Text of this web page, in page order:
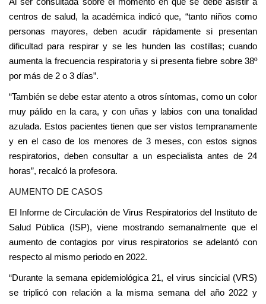
centros de salud, la académica indicó que, “tanto niños como
personas mayores, deben acudir rápidamente si presentan
dificultad para respirar y se les hunden las costillas; cuando
aumenta la frecuencia respiratoria y si presenta fiebre sobre 38º
por más de 2 o 3 días”.
“También se debe estar atento a otros síntomas, como un color
muy pálido en la cara, y con uñas y labios con una tonalidad
azulada. Estos pacientes tienen que ser vistos tempranamente
y en el caso de los menores de 3 meses, con estos signos
respiratorios, deben consultar a un especialista antes de 24
horas”, recalcó la profesora.
AUMENTO DE CASOS
El Informe de Circulación de Virus Respiratorios del Instituto de
Salud Pública (ISP), viene mostrando semanalmente que el
aumento de contagios por virus respiratorios se adelantó con
respecto al mismo periodo en 2022.
“Durante la semana epidemiológica 21, el virus sincicial (VRS)
se triplicó con relación a la misma semana del año 2022 y